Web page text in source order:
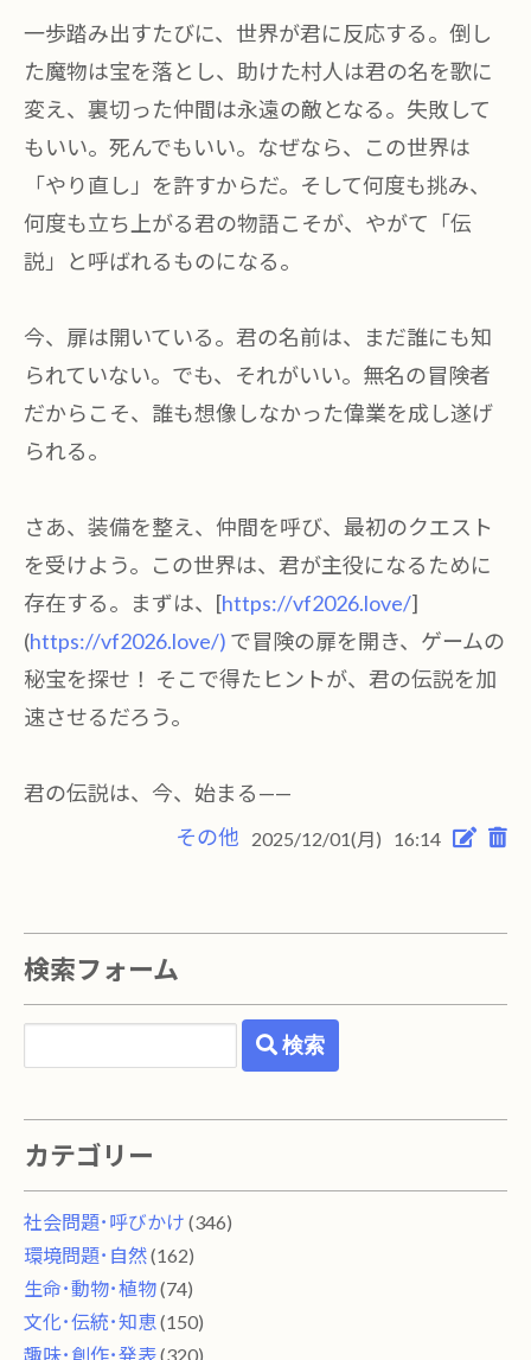
一歩踏み出すたびに、世界が君に反応する。倒し
た魔物は宝を落とし、助けた村人は君の名を歌に
変え、裏切った仲間は永遠の敵となる。失敗して
もいい。死んでもいい。なぜなら、この世界は
「やり直し」を許すからだ。そして何度も挑み、
何度も立ち上がる君の物語こそが、やがて「伝
説」と呼ばれるものになる。
今、扉は開いている。君の名前は、まだ誰にも知
られていない。でも、それがいい。無名の冒険者
だからこそ、誰も想像しなかった偉業を成し遂げ
られる。
さあ、装備を整え、仲間を呼び、最初のクエスト
を受けよう。この世界は、君が主役になるために
存在する。まずは、[https://vf2026.love/]
(https://vf2026.love/) で冒険の扉を開き、ゲームの
秘宝を探せ！ そこで得たヒントが、君の伝説を加
速させるだろう。
君の伝説は、今、始まる——
その他
2025/12/01(月) 16:14
検索フォーム
検索
カテゴリー
社会問題･呼びかけ (346)
環境問題･自然(162)
生命･動物･植物(74)
文化･伝統･知恵 (150)
趣味･創作･発表(320)